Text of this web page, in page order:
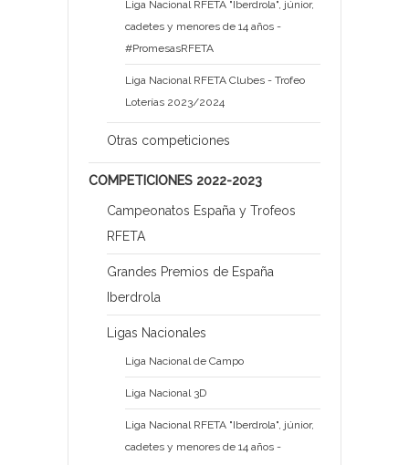
Liga Nacional RFETA "Iberdrola", júnior,
cadetes y menores de 14 años -
#PromesasRFETA
Liga Nacional RFETA Clubes - Trofeo
Loterías 2023/2024
Otras competiciones
COMPETICIONES 2022-2023
Campeonatos España y Trofeos
RFETA
Grandes Premios de España
Iberdrola
Ligas Nacionales
Liga Nacional de Campo
Liga Nacional 3D
Liga Nacional RFETA "Iberdrola", júnior,
cadetes y menores de 14 años -